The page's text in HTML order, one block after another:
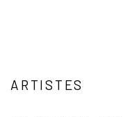
ARTISTES